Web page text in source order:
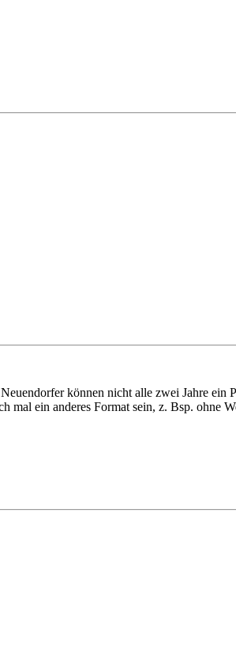
können nicht alle zwei Jahre ein
mal ein anderes Format sein, z. Bsp. ohne